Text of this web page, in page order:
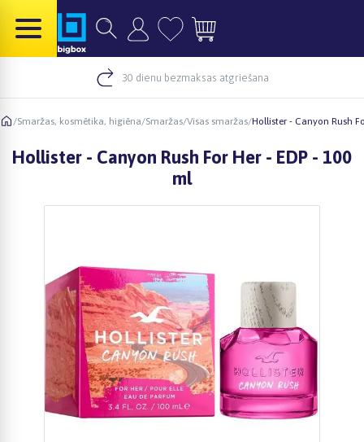
30 dienu bezmaksas atgriešana
/Smaržas, kosmētika, higiēna/Smaržas/Visas smaržas/Hollister - Canyon Rush
Hollister - Canyon Rush For Her - EDP - 100
ml